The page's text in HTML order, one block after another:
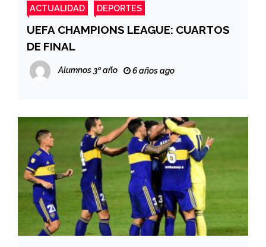
ACTUALIDAD DEPORTES
UEFA CHAMPIONS LEAGUE: CUARTOS
DE FINAL
Alumnos 3º año 6 años ago